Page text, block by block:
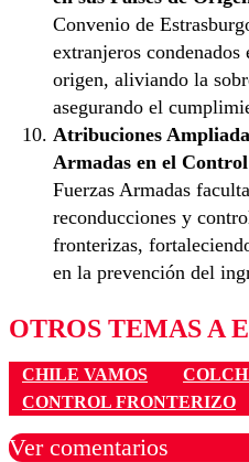
Convenio de
extranjeros condenados
origen, aliviando la
asegurando el
Atribuciones
Armadas en el
Fuerzas Armadas
reconducciones y
fronterizas,
en la prevención del
OTROS TEMAS A
CHILE VAMOS
CONTROL FRONTERIZO
Ver comentarios